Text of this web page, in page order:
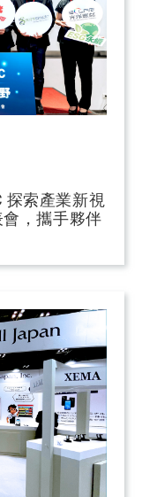
探索產業新視
，攜手夥伴